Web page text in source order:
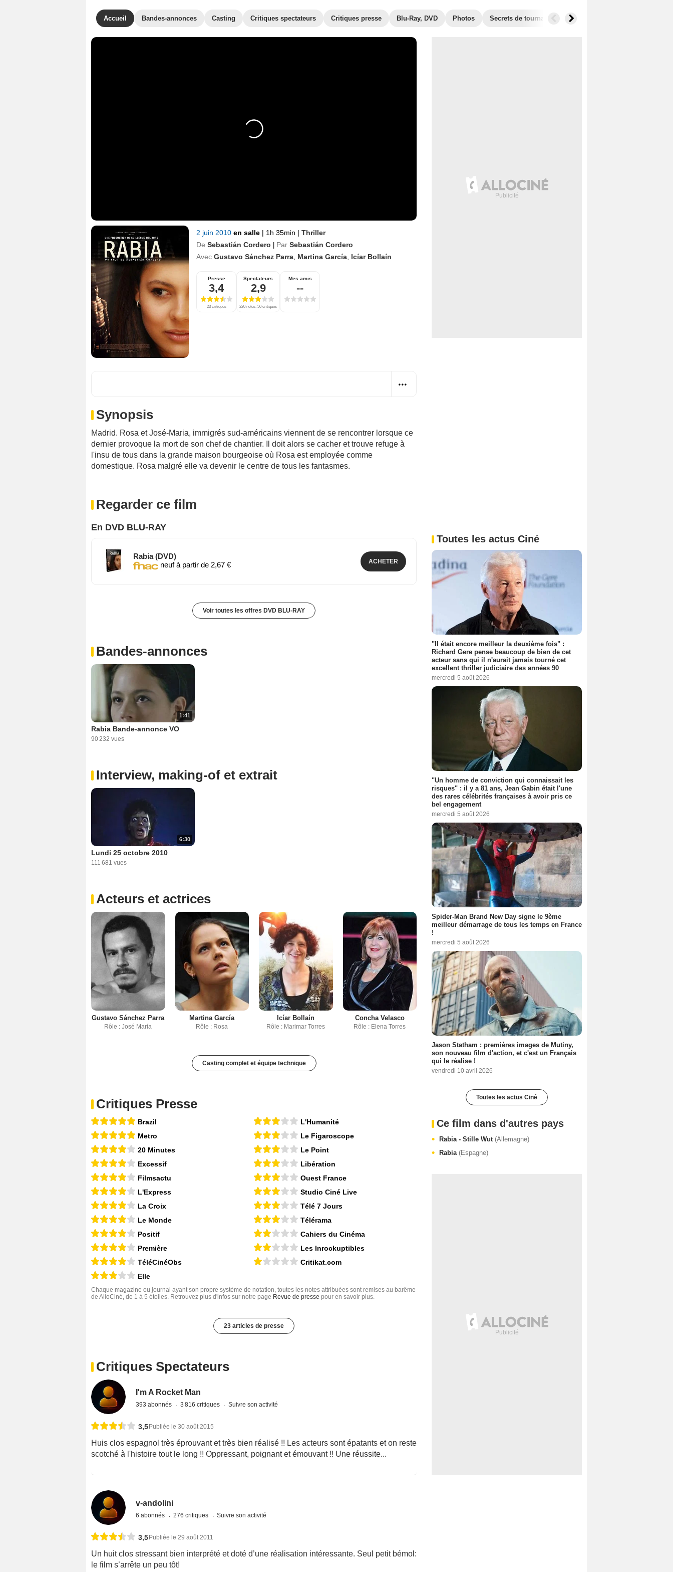
Accueil Bandes-annonces Casting Critiques spectateurs Critiques presse Blu-Ray, DVD Photos Secrets de tournage Box Office
2 juin 2010 en salle | 1h 35min | Thriller
De Sebastián Cordero | Par Sebastián Cordero
Avec Gustavo Sánchez Parra Martina García Icíar Bollaín
Presse
3,4
23 critiques
Spectateurs
2,9
220 notes, 50 critiques
Mes amis
--
Synopsis
Madrid. Rosa et José-Maria, immigrés sud-américains viennent de se rencontrer lorsque ce
dernier provoque la mort de son chef de chantier. Il doit alors se cacher et trouve refuge à
l'insu de tous dans la grande maison bourgeoise où Rosa est employée comme
domestique. Rosa malgré elle va devenir le centre de tous les fantasmes.
Regarder ce film
En DVD BLU-RAY
Rabia (DVD)
neuf à partir de 2,67 €
ACHETER
Voir toutes les offres DVD BLU-RAY
Bandes-annonces
1:41
Rabia Bande-annonce VO
90 232 vues
Interview, making-of et extrait
6:30
Lundi 25 octobre 2010
111 681 vues
Acteurs et actrices
Gustavo Sánchez Parra
Rôle : José María
Martina García
Rôle : Rosa
Icíar Bollaín
Rôle : Marimar Torres
Concha Velasco
Rôle : Elena Torres
Casting complet et équipe technique
Critiques Presse
Brazil
Metro
20 Minutes
Excessif
Filmsactu
L'Express
La Croix
Le Monde
Positif
Première
TéléCinéObs
Elle
L'Humanité
Le Figaroscope
Le Point
Libération
Ouest France
Studio Ciné Live
Télé 7 Jours
Télérama
Cahiers du Cinéma
Les Inrockuptibles
Critikat.com
Chaque magazine ou journal ayant son propre système de notation, toutes les notes attribuées sont remises au barême
de AlloCiné, de 1 à 5 étoiles. Retrouvez plus d'infos sur notre page Revue de presse pour en savoir plus.
23 articles de presse
Critiques Spectateurs
I'm A Rocket Man
393 abonnés 3 816 critiques Suivre son activité
3,5 Publiée le 30 août 2015
Huis clos espagnol très éprouvant et très bien réalisé !! Les acteurs sont épatants et on reste
scotché à l'histoire tout le long !! Oppressant, poignant et émouvant !! Une réussite...
v-andolini
6 abonnés 276 critiques Suivre son activité
3,5 Publiée le 29 août 2011
Un huit clos stressant bien interprété et doté d’une réalisation intéressante. Seul petit bémol:
le film s’arrête un peu tôt!
Toutes les actus Ciné
"Il était encore meilleur la deuxième fois" :
Richard Gere pense beaucoup de bien de cet
acteur sans qui il n'aurait jamais tourné cet
excellent thriller judiciaire des années 90
mercredi 5 août 2026
"Un homme de conviction qui connaissait les
risques" : il y a 81 ans, Jean Gabin était l'une
des rares célébrités françaises à avoir pris ce
bel engagement
mercredi 5 août 2026
Spider-Man Brand New Day signe le 9ème
meilleur démarrage de tous les temps en France
!
mercredi 5 août 2026
Jason Statham : premières images de Mutiny,
son nouveau film d'action, et c'est un Français
qui le réalise !
vendredi 10 avril 2026
Toutes les actus Ciné
Ce film dans d'autres pays
Rabia - Stille Wut (Allemagne)
Rabia (Espagne)